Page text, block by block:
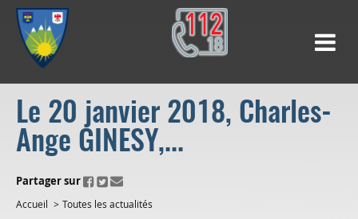
Le 20 janvier 2018, Charles-
Ange GINESY,...
ui.fo.accessibility.echappement.partage
Partager sur
Accueil Toutes les actualités